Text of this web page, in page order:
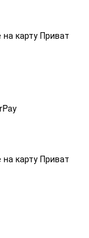
карту Приват
карту Приват